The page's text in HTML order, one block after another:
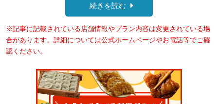
続きを読む
※記事に記載されている店舗情報やプラン内容は変更されている場
合があります。詳細については公式ホームページやお電話等でご確
認ください。